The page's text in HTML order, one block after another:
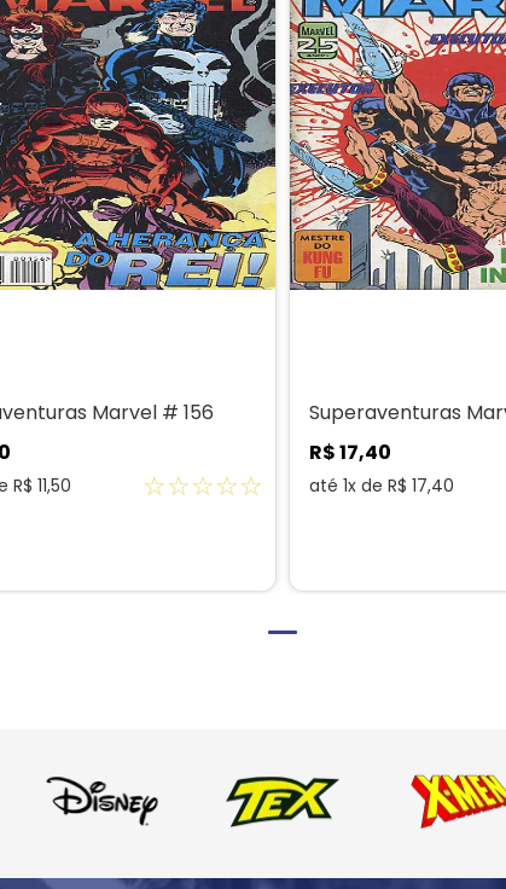
Marvel # 156
R$ 11,50 ☆☆☆☆☆
Superaventuras
R$17,40
até 1x de R$ 17,40